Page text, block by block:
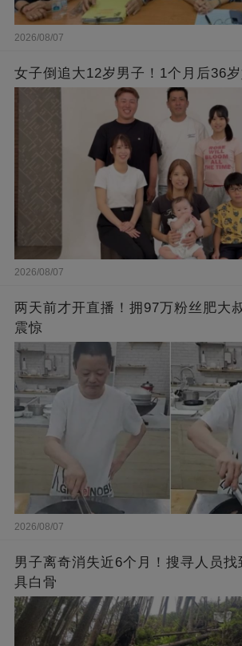
2026/08/07
女子倒追大12岁男子！1个月后36
2026/08/07
两天前才开直播！拥97万粉丝肥大
震惊
2026/08/07
男子离奇消失近6个月！搜寻人员找
具白骨